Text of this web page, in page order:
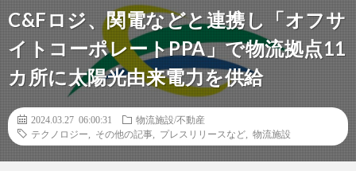
C&Fロジ、関電などと連携し「オフサ
イトコーポレートPPA」で物流拠点11
カ所に太陽光由来電力を供給
2024.03.27 06:00:31
物流施設/不動産
テクノロジー
その他の記事 プレスリリースなど 物流施設